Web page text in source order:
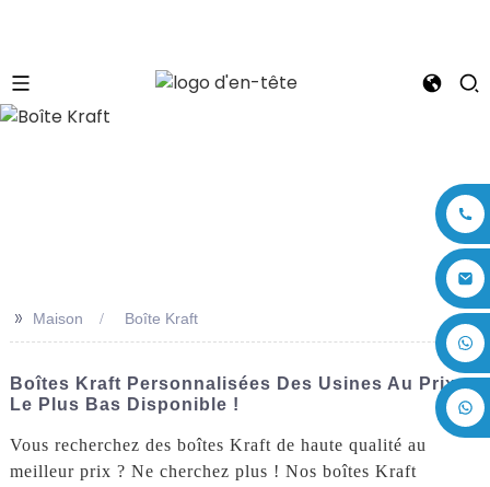
+86 17875305714
>> Maison Boîte Kraft
Boîtes Kraft Personnalisées Des Usines Au Prix
Le Plus Bas Disponible !
Vous recherchez des boîtes Kraft de haute qualité au
meilleur prix ? Ne cherchez plus ! Nos boîtes Kraft